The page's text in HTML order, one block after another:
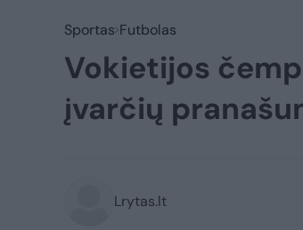
Sportas Futbolas
Vokietijos
įvarčių
Lrytas.lt